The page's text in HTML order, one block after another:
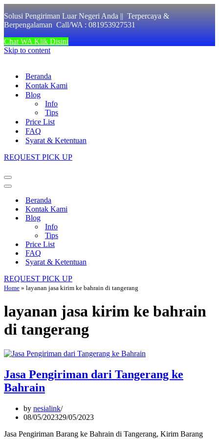
Solusi Pengiriman Luar Negeri Anda || Terpercaya &
Berpengalaman Call/WA : 081953927531
Chat WA Klik Disini
Skip to content
Beranda
Kontak Kami
Blog
Info
Tips
Price List
FAQ
Syarat & Ketentuan
REQUEST PICK UP
Navigation
Menu
Navigation
Beranda
Kontak Kami
Blog
Info
Tips
Price List
FAQ
Syarat & Ketentuan
REQUEST PICK UP
Home » layanan jasa kirim ke bahrain di tangerang
layanan jasa kirim ke bahrain
di tangerang
Jasa Pengiriman dari Tangerang ke
Bahrain
by nesialink
08/05/202329/05/2023
Jasa Pengiriman Barang ke Bahrain di Tangerang, Kirim Barang